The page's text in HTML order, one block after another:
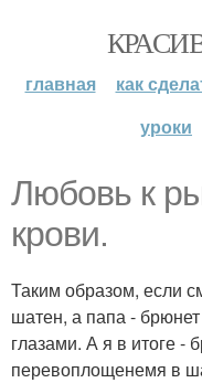
главная как
уроки
Любовь к
крови.
Таким образом, если
шатен, а папа -
глазами. А я в итоге -
перевоплощенемя в